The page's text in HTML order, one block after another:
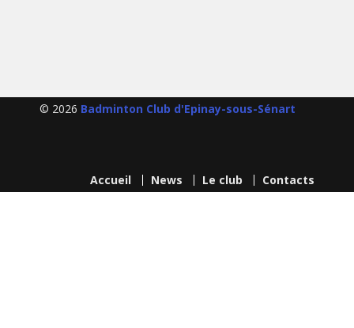
© 2026 Badminton Club d'Epinay-sous-Sénart
Accueil News Le club Contacts